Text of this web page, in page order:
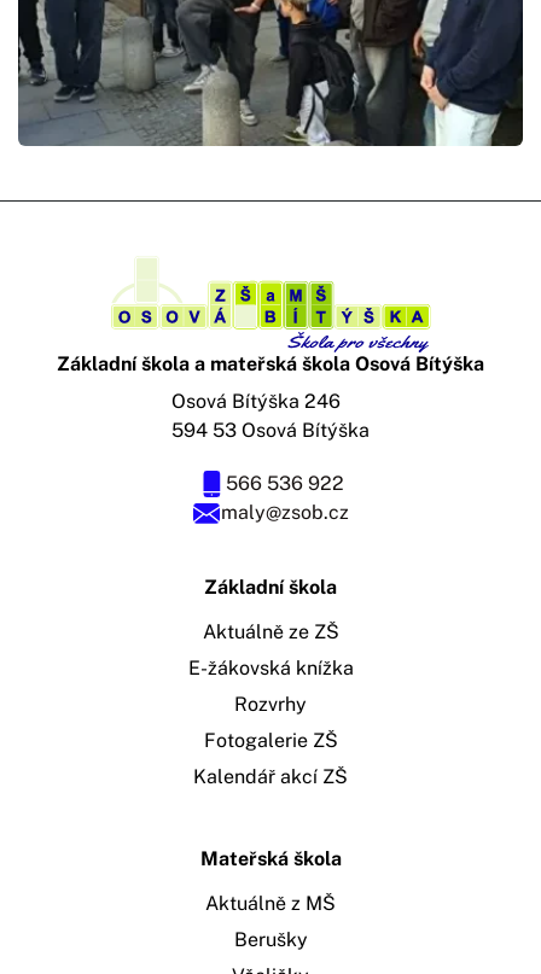
Základní škola a mateřská škola Osová Bítýška
maly@zsob.cz
566 536 922
Osová Bítýška 246
594 53 Osová Bítýška
Základní škola
Aktuálně ze ZŠ
E-žákovská knížka
Rozvrhy
Fotogalerie ZŠ
Kalendář akcí ZŠ
Mateřská škola
Aktuálně z MŠ
Berušky